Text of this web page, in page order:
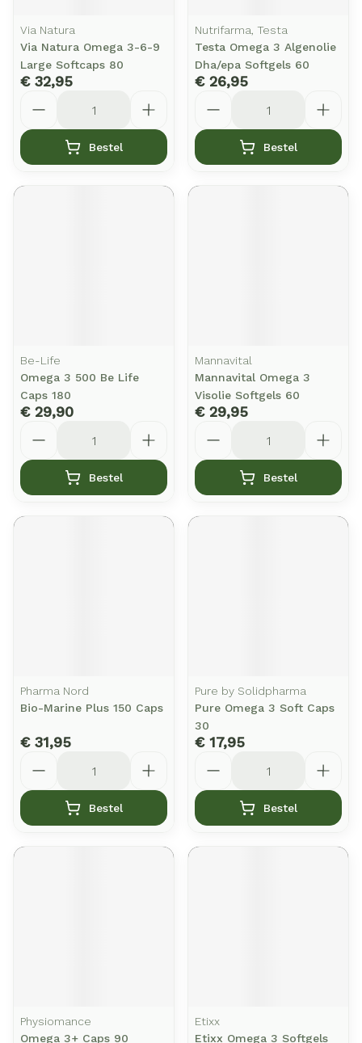
Via Natura
Via Natura Omega 3-6-9
Large Softcaps 80
€ 32,95
Bestel
Nutrifarma, Testa
Testa Omega 3 Algenolie
Dha/epa Softgels 60
€ 26,95
Bestel
Be-Life
Omega 3 500 Be Life
Caps 180
€ 29,90
Bestel
Mannavital
Mannavital Omega 3
Visolie Softgels 60
€ 29,95
Bestel
Pharma Nord
Bio-Marine Plus 150 Caps
€ 31,95
Bestel
Pure by Solidpharma
Pure Omega 3 Soft Caps
30
€ 17,95
Bestel
Physiomance
Omega 3+ Caps 90
Etixx
Etixx Omega 3 Softgels